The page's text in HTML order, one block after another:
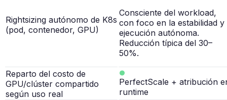
Rightsizing autónomo de K8s
(pod, contenedor, GPU)
Consciente del workload,
con foco en la estabilidad y
ejecución autónoma.
Reducción típica del 30–
50%.
Reparto del costo de
GPU/clúster compartido
según uso real
PerfectScale + atribución
runtime